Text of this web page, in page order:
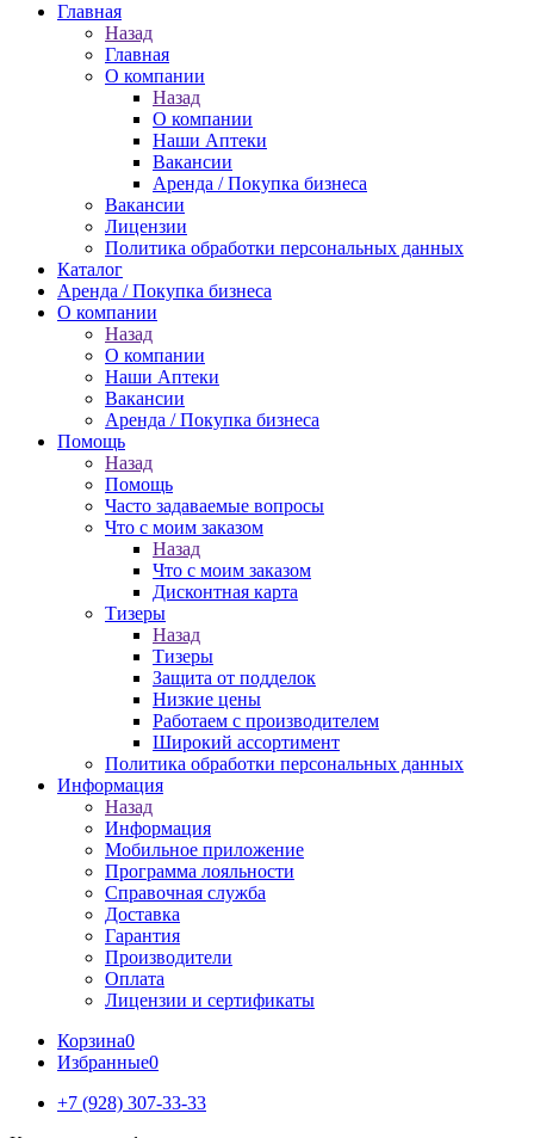
Главная
Назад
Главная
О компании
Назад
О компании
Наши Аптеки
Вакансии
Аренда / Покупка бизнеса
Вакансии
Лицензии
Политика обработки персональных данных
Каталог
Аренда / Покупка бизнеса
О компании
Назад
О компании
Наши Аптеки
Вакансии
Аренда / Покупка бизнеса
Помощь
Назад
Помощь
Часто задаваемые вопросы
Что с моим заказом
Назад
Что с моим заказом
Дисконтная карта
Тизеры
Назад
Тизеры
Защита от подделок
Низкие цены
Работаем с производителем
Широкий ассортимент
Политика обработки персональных данных
Информация
Назад
Информация
Мобильное приложение
Программа лояльности
Справочная служба
Доставка
Гарантия
Производители
Оплата
Лицензии и сертификаты
Корзина0
Избранные0
+7 (928) 307-33-33